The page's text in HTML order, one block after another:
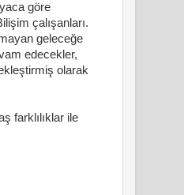
göre
çalışanları.
geleceğe
edecekler,
olarak
farklılıklar ile